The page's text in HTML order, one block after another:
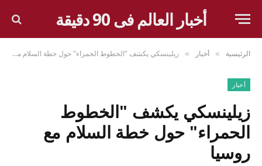
أخبار العالم فى 90 دقيقة
الرئيسية » أخبار » زيلينسكي يكشف "الخطوط الحمراء" حول خطة السلام مع روسيا
أخبار
زيلينسكي يكشف "الخطوط
الحمراء" حول خطة السلام مع
روسيا